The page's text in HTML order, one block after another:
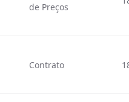
de Preços
Contrato